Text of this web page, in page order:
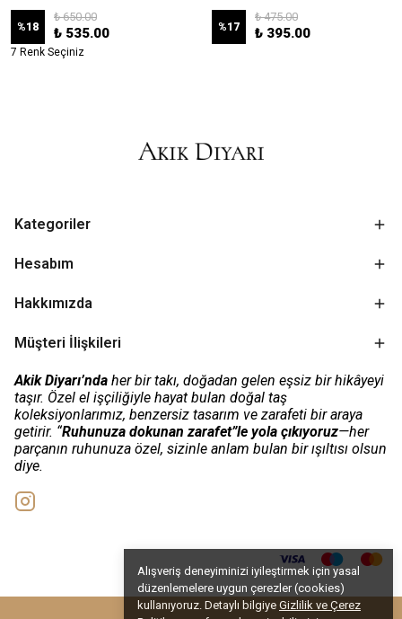
Alışveriş deneyiminizi iyileştirmek için yasal
düzenlemelere uygun çerezler (cookies)
kullanıyoruz. Detaylı bilgiye Gizlilik ve Çerez
%18
₺ 650.00
₺ 535.00
7 Renk Seçiniz
%17
₺ 475.00
₺ 395.00
Kategoriler
Hesabım
Hakkımızda
Müşteri İlişkileri
Akik Diyarı’nda her bir takı, doğadan gelen eşsiz bir hikâyeyi
taşır. Özel el işçiliğiyle hayat bulan doğal taş
koleksiyonlarımız, benzersiz tasarım ve zarafeti bir araya
getirir. “Ruhunuza dokunan zarafet”le yola çıkıyoruz—her
parçanın ruhunuza özel, sizinle anlam bulan bir ışıltısı olsun
diye.